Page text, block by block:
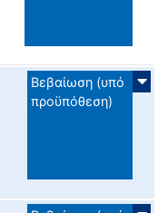
Βεβαίωση (υπό
προϋπόθεση)